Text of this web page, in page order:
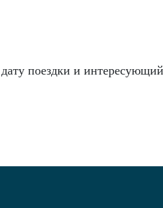
поездки и интересующий